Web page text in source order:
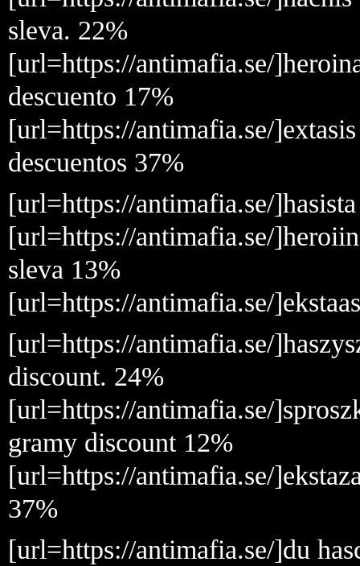
sleva. 22%
[url=https://antimafia.se/
descuento 17%
[url=https://antimafia.se/
descuentos 37%
[url=https://antimafia.se/
[url=https://antimafia.se/
sleva 13%
[url=https://antimafia.se/
[url=https://antimafia.se/
discount. 24%
[url=https://antimafia.se/
gramy discount 12%
[url=https://antimafia.se/
37%
[url=https://antimafia.se/]du